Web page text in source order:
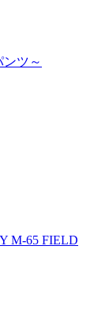
ンツ～
M-65 FIELD